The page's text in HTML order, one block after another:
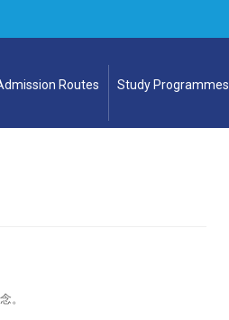
Routes Study Programmes
。